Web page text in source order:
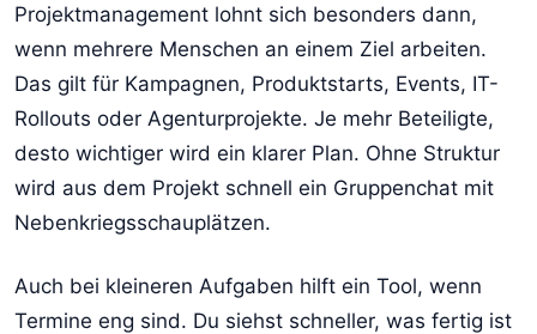
Projektmanagement lohnt sich besonders dann,
wenn mehrere Menschen an einem Ziel arbeiten.
Das gilt für Kampagnen, Produktstarts, Events, IT-
Rollouts oder Agenturprojekte. Je mehr Beteiligte,
desto wichtiger wird ein klarer Plan. Ohne Struktur
wird aus dem Projekt schnell ein Gruppenchat mit
Nebenkriegsschauplätzen.
Auch bei kleineren Aufgaben hilft ein Tool, wenn
Termine eng sind. Du siehst schneller, was fertig ist